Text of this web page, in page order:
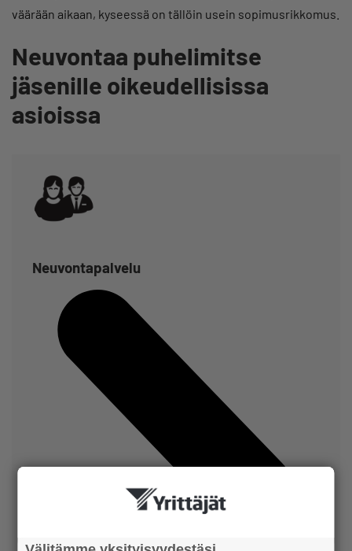
väärään aikaan, kyseessä on tällöin usein sopimusrikkomus.
Neuvontaa puhelimitse
jäsenille oikeudellisissa
asioissa
Neuvontapalvelu